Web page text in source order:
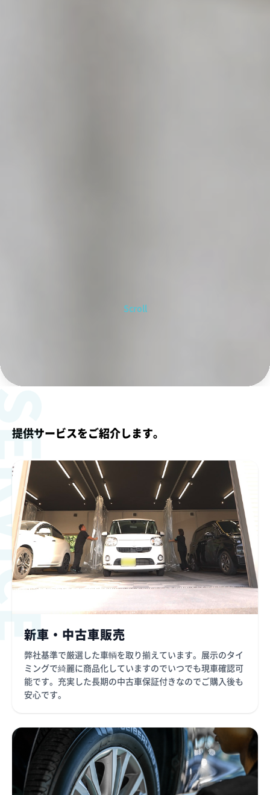
Scroll
提供サービスをご紹介します。
新車・中古車販売
弊社基準で厳選した車輌を取り揃えています。展示のタイ
ミングで綺麗に商品化していますのでいつでも現車確認可
能です。充実した長期の中古車保証付きなのでご購入後も
安心です。